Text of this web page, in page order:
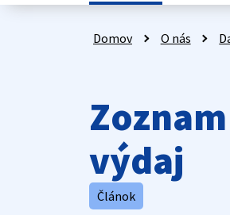
Domov O nás
výdaj
Článok